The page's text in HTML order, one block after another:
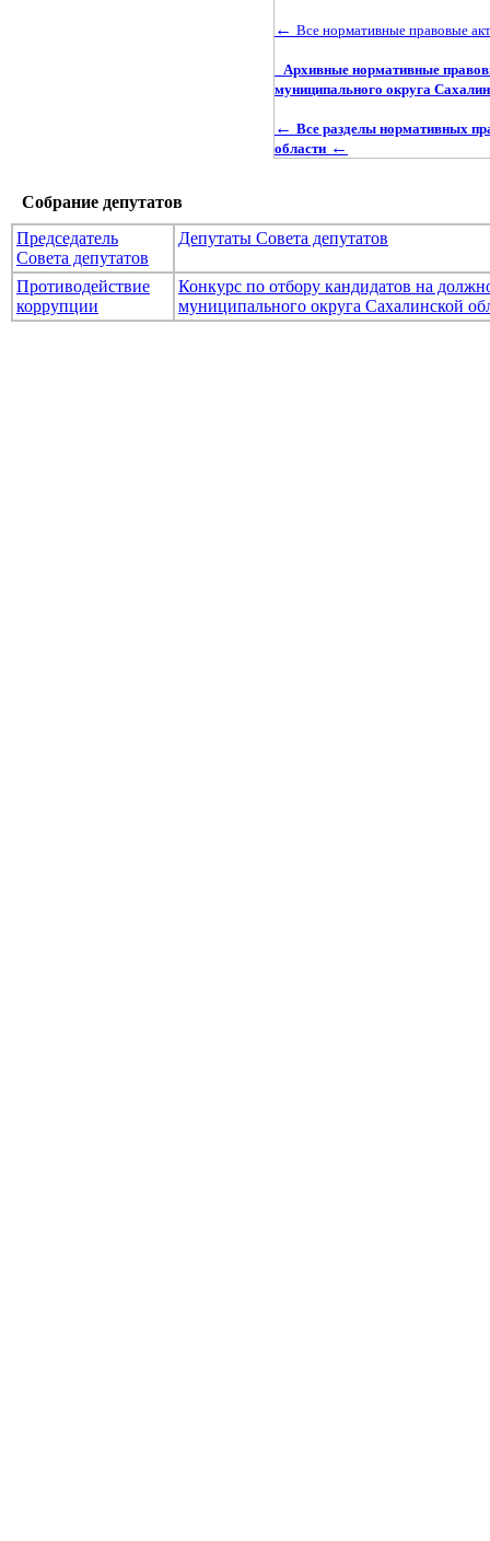
← Все нормативные правовые
Архивные нормативные
муниципального округа
← Все разделы нормативных
области ←
Собрание депутатов
Председатель
Совета депутатов
Депутаты Совета депутатов
Противодействие
коррупции
Конкурс по отбору кандидатов на
муниципального округа Сахалинской